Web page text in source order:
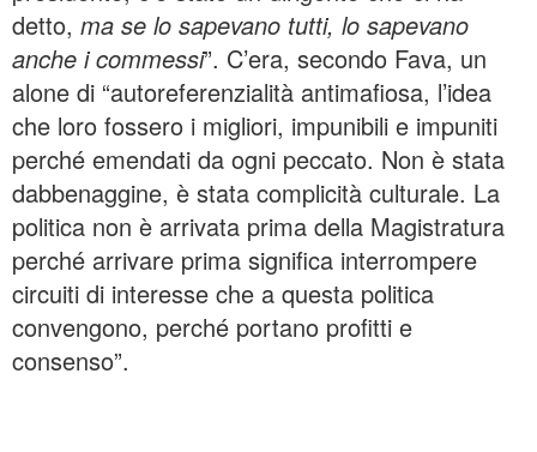
detto, ma se lo sapevano tutti, lo sapevano
anche i commessi”. C’era, secondo Fava, un
alone di “autoreferenzialità antimafiosa, l’idea
che loro fossero i migliori, impunibili e impuniti
perché emendati da ogni peccato. Non è stata
dabbenaggine, è stata complicità culturale. La
politica non è arrivata prima della Magistratura
perché arrivare prima significa interrompere
circuiti di interesse che a questa politica
convengono, perché portano profitti e
consenso”.